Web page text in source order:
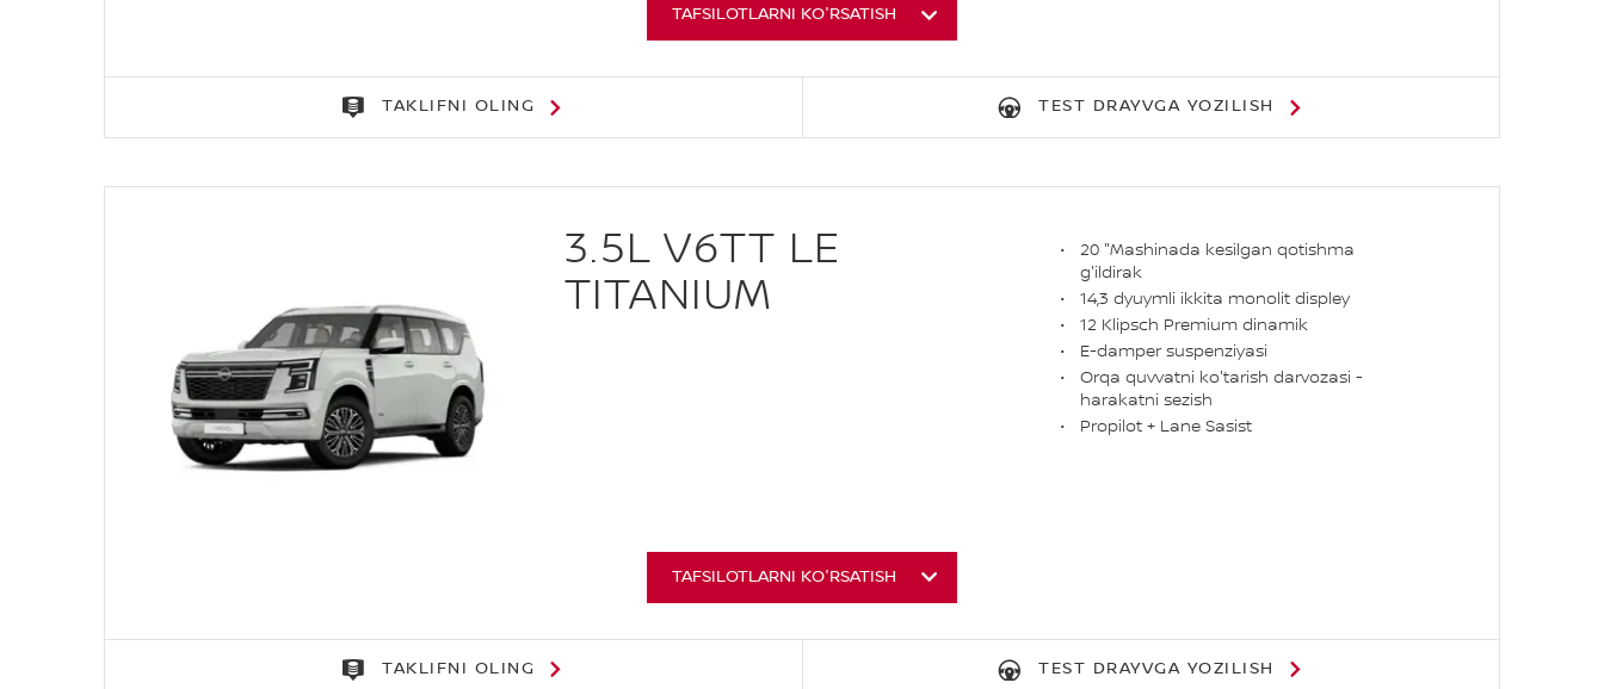
TAFSILOTLARNI KO'RSATISH
TAKLIFNI OLING TEST DRAYVGA YOZILISH
3.5L V6TT LE
TITANIUM
20 "Mashinada kesilgan qotishma
g'ildirak
14,3 dyuymli ikkita monolit displey
12 Klipsch Premium dinamik
E-damper suspenziyasi
Orqa quvvatni ko'tarish darvozasi -
harakatni sezish
Propilot + Lane Sasist
TAFSILOTLARNI KO'RSATISH
TAKLIFNI OLING TEST DRAYVGA YOZILISH